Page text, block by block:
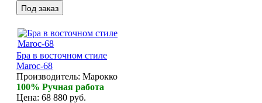
Бра в восточном стиле
Maroc-68
Производитель: Марокко
100% Ручная работа
Цена: 68 880 руб.